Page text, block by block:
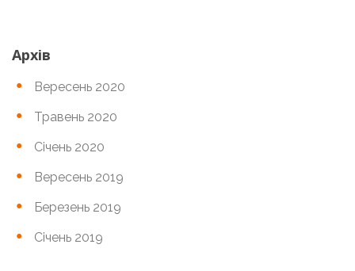
Архів
Вересень 2020
Травень 2020
Січень 2020
Вересень 2019
Березень 2019
Січень 2019